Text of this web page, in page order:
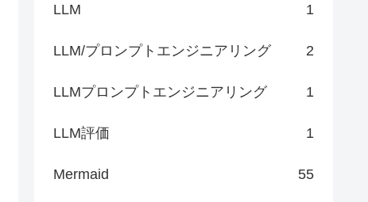
LLM 1
LLM/プロンプトエンジニアリング 2
LLMプロンプトエンジニアリング 1
LLM評価 1
Mermaid 55